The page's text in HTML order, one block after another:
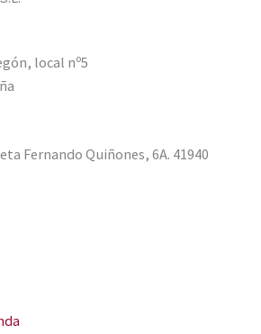
local nº5
Fernando Quiñones, 6A. 41940